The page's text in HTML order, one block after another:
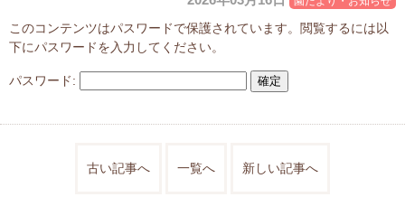
このコンテンツはパスワードで保護されています。閲覧するには以
下にパスワードを入力してください。
パスワード:
古い記事へ 一覧へ 新しい記事へ